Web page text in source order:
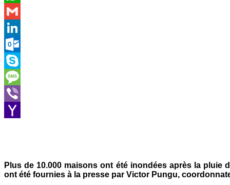
WhatsApp
Gmail
LinkedIn
Outlook.com
Skype
Message
Viber
Plus de 10.000 maisons ont été inondées après la
ont été fournies à la presse par Victor Pungu,